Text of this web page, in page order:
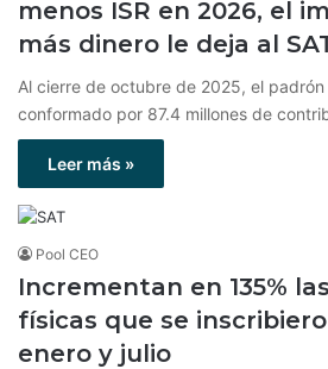
menos ISR en 2026, el
más dinero le deja al
Al cierre de octubre de 2025, el padrón
conformado por 87.4 millones de
Leer más »
Pool CEO
Incrementan en 135%
físicas que se
enero y julio